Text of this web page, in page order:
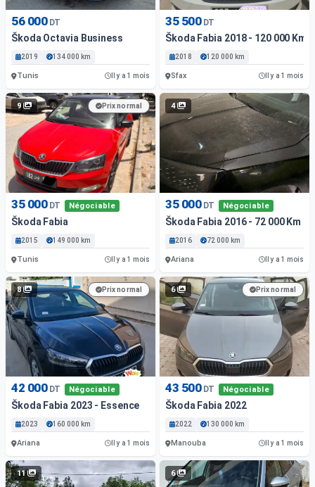
56 000 DT
Škoda Octavia Business
2019 134 000 km
Tunis Il y a 1 mois
35 500 DT
Škoda Fabia 2018 - 120 000 Km
2018 120 000 km
Sfax Il y a 1 mois
9 Prix normal
35 000 DT Négociable
Škoda Fabia
2015 149 000 km
Tunis Il y a 1 mois
4
35 000 DT Négociable
Škoda Fabia 2016 - 72 000 Km -
2016 72 000 km
Ariana Il y a 1 mois
8 Prix normal
42 000 DT Négociable
Škoda Fabia 2023 - Essence
2023 160 000 km
Ariana Il y a 1 mois
6 Prix normal
43 500 DT Négociable
Škoda Fabia 2022
2022 130 000 km
Manouba Il y a 1 mois
11 6